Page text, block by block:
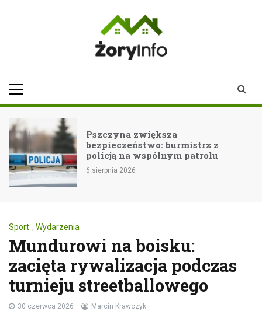
Pszczyna zwiększa
bezpieczeństwo: burmistrz z
policją na wspólnym patrolu
6 sierpnia 2026
Sport , Wydarzenia
Mundurowi na boisku:
zacięta rywalizacja podczas
turnieju streetballowego
30 czerwca 2026 Marcin Krawczyk